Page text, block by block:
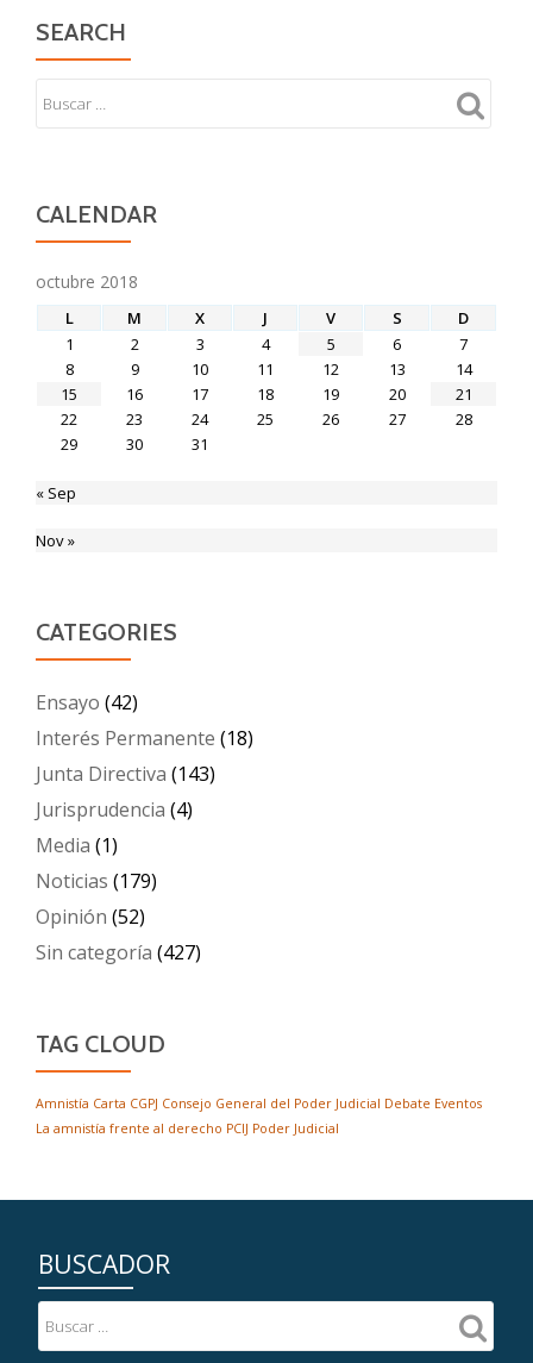
SEARCH
CALENDAR
octubre 2018
L M X J V S
D
1
2 3 4 5 6
7
8
9 10 11 12 13
14
15
16 17 18 19 20
21
22
23 24 25 26 27
28
29
30 31
« Sep
Nov »
CATEGORIES
Ensayo (42)
Interés Permanente (18)
Junta Directiva (143)
Jurisprudencia (4)
Media (1)
Noticias (179)
Opinión (52)
Sin categoría (427)
TAG CLOUD
Amnistía Carta CGPJ Consejo General del Poder Judicial Debate Eventos
La amnistía frente al derecho PCIJ Poder Judicial
BUSCADOR